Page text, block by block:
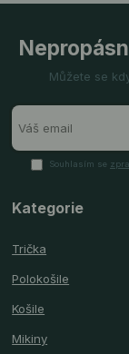
Můžete se
Souhlasím se
Kategorie
Trička
Polokošile
Košile
Mikiny